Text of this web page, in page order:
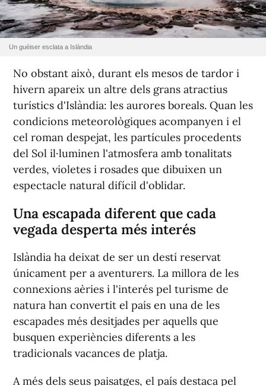
Un guèiser esclata a Islàndia
No obstant això, durant els mesos de tardor i
hivern apareix un altre dels grans atractius
turístics d'Islàndia: les aurores boreals. Quan les
condicions meteorològiques acompanyen i el
cel roman despejat, les partícules procedents
del Sol il·luminen l'atmosfera amb tonalitats
verdes, violetes i rosades que dibuixen un
espectacle natural difícil d'oblidar.
Una escapada diferent que cada
vegada desperta més interés
Islàndia ha deixat de ser un destí reservat
únicament per a aventurers. La millora de les
connexions aèries i l'interés pel turisme de
natura han convertit el país en una de les
escapades més desitjades per aquells que
busquen experiències diferents a les
tradicionals vacances de platja.
A més dels seus paisatges, el país destaca pel